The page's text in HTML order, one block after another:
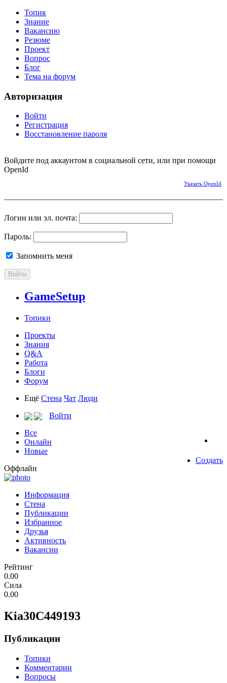
Топик
Знание
Вакансию
Резюме
Проект
Вопрос
Блог
Тема на форум
Авторизация
Войти
Регистрация
Восстановление пароля
Войдите под аккаунтом в социальной сети, или при помощи
OpenId
Указать OpenId
Логин или эл. почта:
Пароль:
Запомнить меня
Войти
GameSetup
Топики
Проекты
Знания
Q&A
Работа
Блоги
Форум
Ещё Стена Чат Люди
Войти
Все
Онлайн
Новые
Создать
Оффлайн
Информация
Стена
Публикации
Избранное
Друзья
Активность
Вакансии
Рейтинг
0.00
Сила
0.00
Kia30C449193
Публикации
Топики
Комментарии
Вопросы